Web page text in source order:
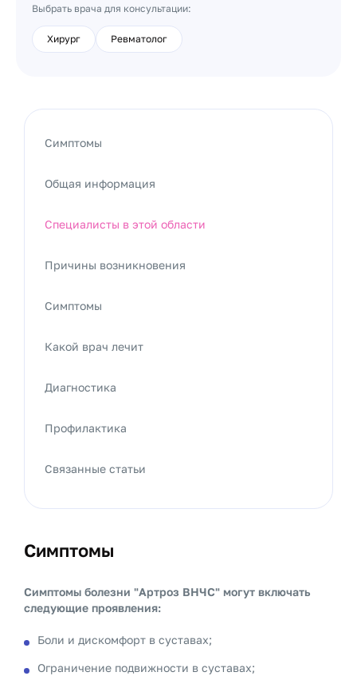
Выбрать врача для консультации:
Хирург Ревматолог
Симптомы
Симптомы болезни "Артроз ВНЧС" могут включать
следующие проявления:
Боли и дискомфорт в суставах;
Ограничение подвижности в суставах;
Симптомы
Общая информация
Специалисты в этой области
Причины возникновения
Симптомы
Какой врач лечит
Диагностика
Профилактика
Связанные статьи